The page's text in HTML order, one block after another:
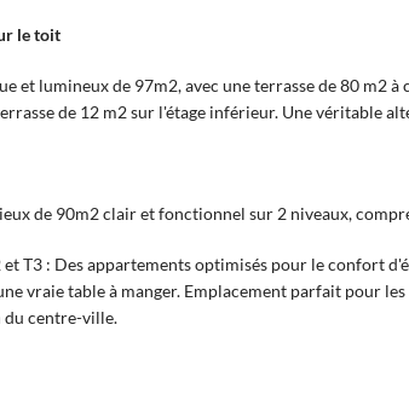
le toit
et lumineux de 97m2, avec une terrasse de 80
de 12 m2 sur l'étage inférieur. Une véritable
de 90m2 clair et fonctionnel sur 2 niveaux,
et T3 : Des appartements optimisés pour le confort
vraie table à manger. Emplacement parfait pour
centre-ville.